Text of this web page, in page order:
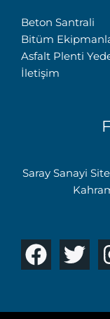
Beton Santrali
Bitüm
Asfalt Plenti
İletişim
Saray Sanayi